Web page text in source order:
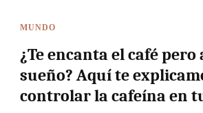
MUNDO
¿Te encanta el café
sueño? Aquí te
controlar la cafeína en